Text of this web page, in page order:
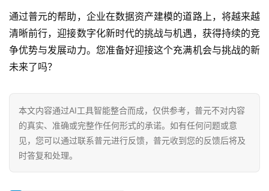
通过普元的帮助，企业在数据资产建模的道路上，将越来越
清晰前行，迎接数字化新时代的挑战与机遇，获得持续的竞
争优势与发展动力。您准备好迎接这个充满机会与挑战的新
未来了吗？
本文内容通过AI工具智能整合而成，仅供参考，普元不对内容
的真实、准确或完整作任何形式的承诺。如有任何问题或意
见，您可以通过联系普元进行反馈，普元收到您的反馈后将及
时答复和处理。